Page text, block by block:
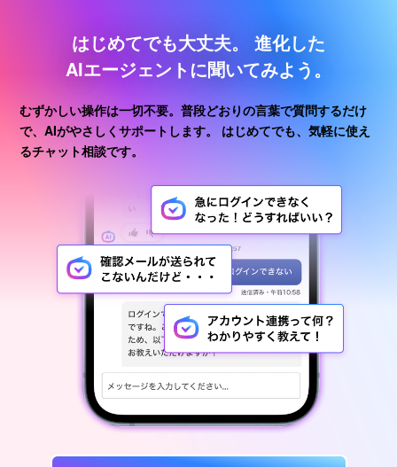
はじめてでも大丈夫。
進化した
AIエージェントに聞いてみよう。
むずかしい操作は一切不要。普段どおりの言葉で質問するだけ
で、AIがやさしくサポートします。
はじめてでも、気軽に使え
るチャット相談です。